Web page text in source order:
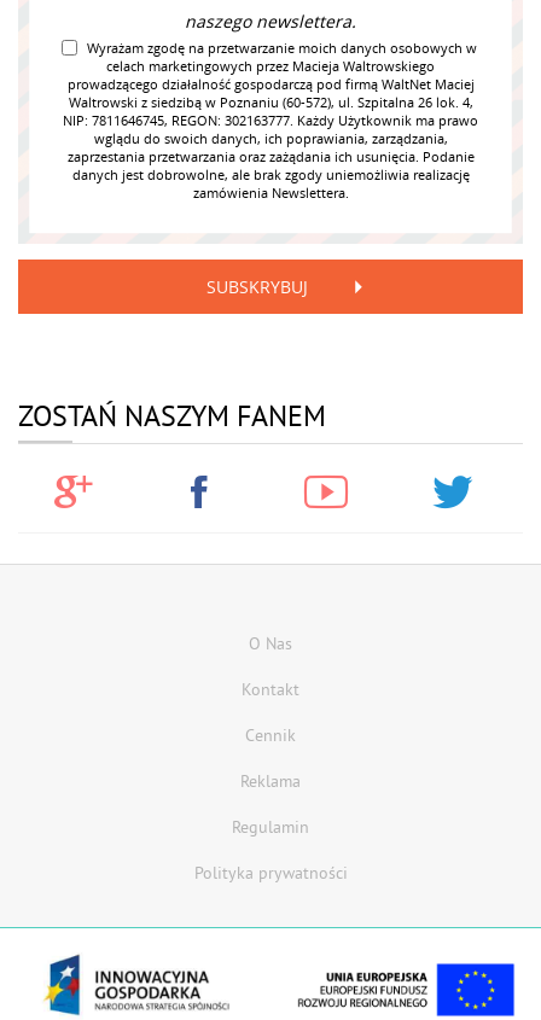
naszego newslettera.
Wyrażam zgodę na przetwarzanie moich danych osobowych w
celach marketingowych przez Macieja Waltrowskiego
prowadzącego działalność gospodarczą pod firmą WaltNet Maciej
Waltrowski z siedzibą w Poznaniu (60-572), ul. Szpitalna 26 lok. 4,
NIP: 7811646745, REGON: 302163777. Każdy Użytkownik ma prawo
wglądu do swoich danych, ich poprawiania, zarządzania,
zaprzestania przetwarzania oraz zażądania ich usunięcia. Podanie
danych jest dobrowolne, ale brak zgody uniemożliwia realizację
zamówienia Newslettera.
SUBSKRYBUJ
ZOSTAŃ NASZYM FANEM
O Nas
Kontakt
Cennik
Reklama
Regulamin
Polityka prywatności